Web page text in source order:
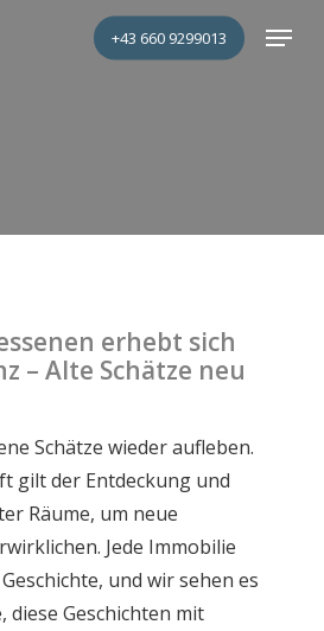
+43 660 9299013 Menu
erhebt sich
– Alte Schätze neu
Schätze wieder aufleben.
gilt der Entdeckung und
Räume, um neue
Jede Immobilie
und wir sehen es
diese Geschichten mit